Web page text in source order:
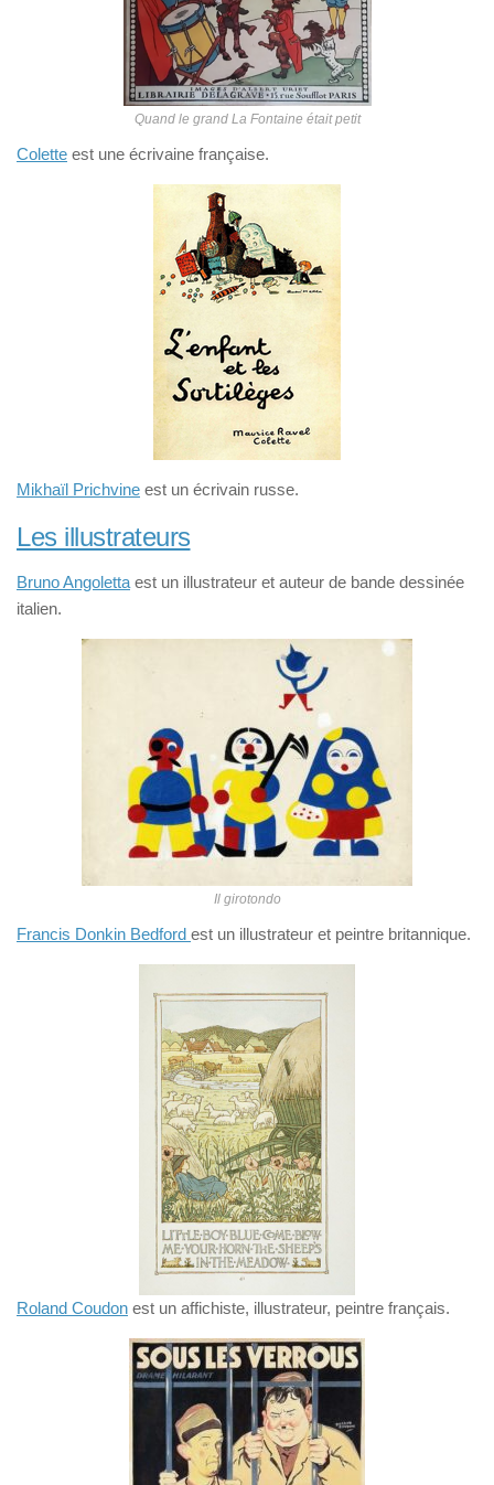
Quand le grand La Fontaine était petit
Colette est une écrivaine française.
Mikhaïl Prichvine est un écrivain russe.
Les illustrateurs
Bruno Angoletta est un illustrateur et auteur de bande dessinée
italien.
Il girotondo
Francis Donkin Bedford est un illustrateur et peintre britannique.
Roland Coudon est un affichiste, illustrateur, peintre français.